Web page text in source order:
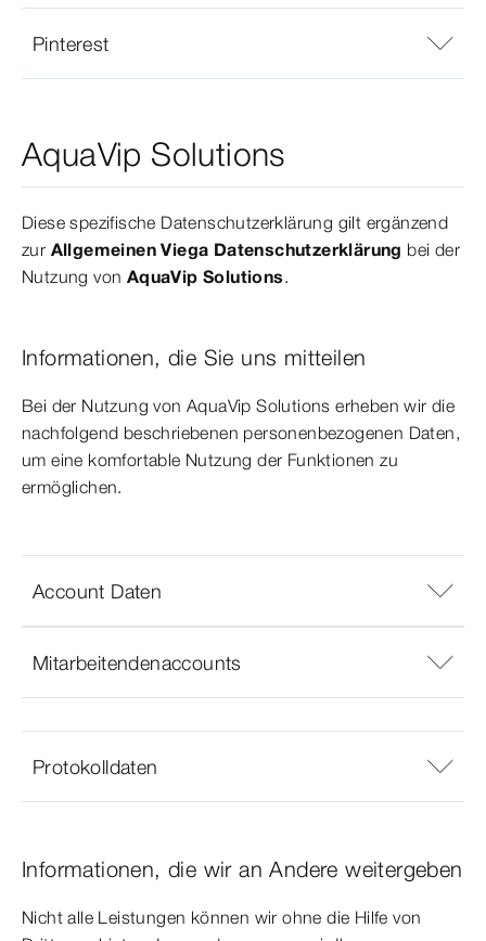
Pinterest
AquaVip Solutions
Diese spezifische Datenschutzerklärung gilt ergänzend
zur Allgemeinen Viega Datenschutzerklärung bei der
Nutzung von AquaVip Solutions.
Informationen, die Sie uns mitteilen
Bei der Nutzung von AquaVip Solutions erheben wir die
nachfolgend beschriebenen personenbezogenen Daten,
um eine komfortable Nutzung der Funktionen zu
ermöglichen.
Account Daten
Mitarbeitendenaccounts
Protokolldaten
Informationen, die wir an Andere weitergeben
Nicht alle Leistungen können wir ohne die Hilfe von